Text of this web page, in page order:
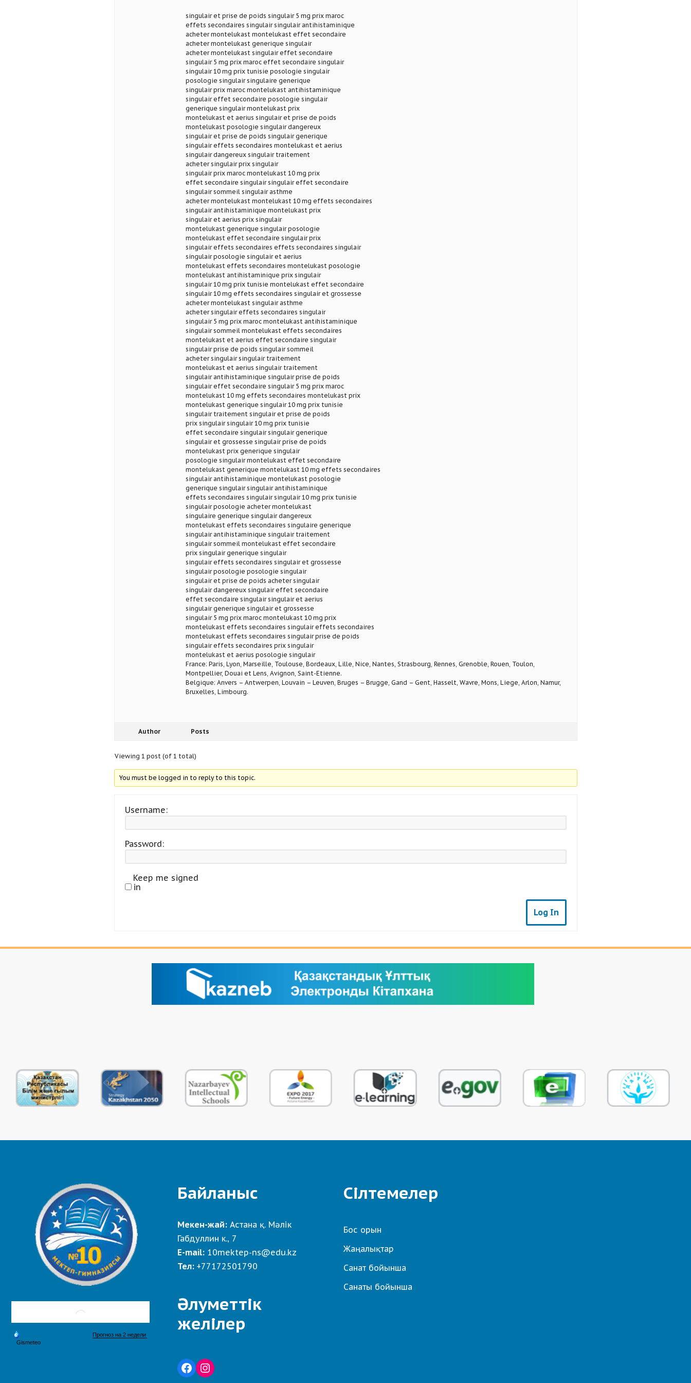
singulair et prise de poids singulair 5 mg prix maroc
effets secondaires singulair singulair antihistaminique
acheter montelukast montelukast effet secondaire
acheter montelukast generique singulair
acheter montelukast singulair effet secondaire
singulair 5 mg prix maroc effet secondaire singulair
singulair 10 mg prix tunisie posologie singulair
posologie singulair singulaire generique
singulair prix maroc montelukast antihistaminique
singulair effet secondaire posologie singulair
generique singulair montelukast prix
montelukast et aerius singulair et prise de poids
montelukast posologie singulair dangereux
singulair et prise de poids singulair generique
singulair effets secondaires montelukast et aerius
singulair dangereux singulair traitement
acheter singulair prix singulair
singulair prix maroc montelukast 10 mg prix
effet secondaire singulair singulair effet secondaire
singulair sommeil singulair asthme
acheter montelukast montelukast 10 mg effets secondaires
singulair antihistaminique montelukast prix
singulair et aerius prix singulair
montelukast generique singulair posologie
montelukast effet secondaire singulair prix
singulair effets secondaires effets secondaires singulair
singulair posologie singulair et aerius
montelukast effets secondaires montelukast posologie
montelukast antihistaminique prix singulair
singulair 10 mg prix tunisie montelukast effet secondaire
singulair 10 mg effets secondaires singulair et grossesse
acheter montelukast singulair asthme
acheter singulair effets secondaires singulair
singulair 5 mg prix maroc montelukast antihistaminique
singulair sommeil montelukast effets secondaires
montelukast et aerius effet secondaire singulair
singulair prise de poids singulair sommeil
acheter singulair singulair traitement
montelukast et aerius singulair traitement
singulair antihistaminique singulair prise de poids
singulair effet secondaire singulair 5 mg prix maroc
montelukast 10 mg effets secondaires montelukast prix
montelukast generique singulair 10 mg prix tunisie
singulair traitement singulair et prise de poids
prix singulair singulair 10 mg prix tunisie
effet secondaire singulair singulair generique
singulair et grossesse singulair prise de poids
montelukast prix generique singulair
posologie singulair montelukast effet secondaire
montelukast generique montelukast 10 mg effets secondaires
singulair antihistaminique montelukast posologie
generique singulair singulair antihistaminique
effets secondaires singulair singulair 10 mg prix tunisie
singulair posologie acheter montelukast
singulaire generique singulair dangereux
montelukast effets secondaires singulaire generique
singulair antihistaminique singulair traitement
singulair sommeil montelukast effet secondaire
prix singulair generique singulair
singulair effets secondaires singulair et grossesse
singulair posologie posologie singulair
singulair et prise de poids acheter singulair
singulair dangereux singulair effet secondaire
effet secondaire singulair singulair et aerius
singulair generique singulair et grossesse
singulair 5 mg prix maroc montelukast 10 mg prix
montelukast effets secondaires singulair effets secondaires
montelukast effets secondaires singulair prise de poids
singulair effets secondaires prix singulair
montelukast et aerius posologie singulair
France: Paris, Lyon, Marseille, Toulouse, Bordeaux, Lille, Nice, Nantes, Strasbourg, Rennes, Grenoble, Rouen, Toulon,
Montpellier, Douai et Lens, Avignon, Saint-Etienne.
Belgique: Anvers – Antwerpen, Louvain – Leuven, Bruges – Brugge, Gand – Gent, Hasselt, Wavre, Mons, Liege, Arlon, Namur,
Bruxelles, Limbourg.
Author Posts
Viewing 1 post (of 1 total)
You must be logged in to reply to this topic.
Username:
Password:
Keep me signed
in
Log In
Байланыс
Мекен-жай: Астана қ. Мәлік
Габдуллин к., 7
E-mail: 10mektep-ns@edu.kz
Тел: +77172501790
Әлуметтік
желілер
Сілтемелер
Бос орын
Жаңалықтар
Санат бойынша
Санаты бойынша